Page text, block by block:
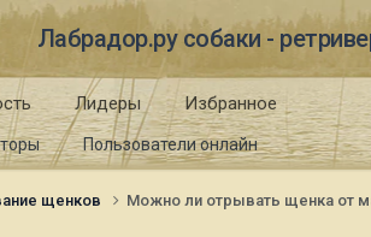
Лабрадор.ру собаки -
Пользователи онлайн
Лидеры Избранное
щенков Можно ли отрывать щенка от